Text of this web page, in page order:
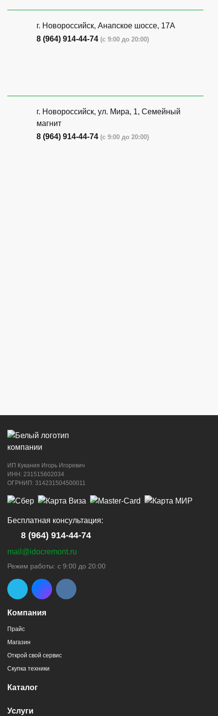
г. Новороссийск, Анапское шоссе, 17А
8 (964) 914-44-74 (с 9:00 до 20:00)
г. Новороссийск, ул. Мира, 1, Семейный
магнит
8 (964) 914-44-74 (с 9:00 до 20:00)
г. Новороссийск, ул. Котанова, 4
8 (964) 914-44-74
8 (964) 914-44-74
8 (964) 914-44-74
ИП Кукания Игорь Игоревич
ИНН: 231515602034
ОГРНИП: 314231504500011
Компания
Прайс
Магазин
Открой свой сервис
Скупка техники
Каталог
Услуги
Бесплатная консультация:
8 (964) 914-44-74
mail@idocremont.ru
Режим работы: с 9:00 до 20:00